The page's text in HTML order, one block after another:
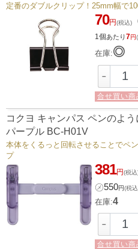
定番のダブルクリップ！25mm幅で
70円(税込)
1個あたり7円
在庫:◎
－
合せ買い商
コクヨ キャンパス ペンのよ
パープル BC-H01V
本体をくるっと回転させることでペ
プ
381円(税
㋱550円(税
在庫:4
－
合せ買い商